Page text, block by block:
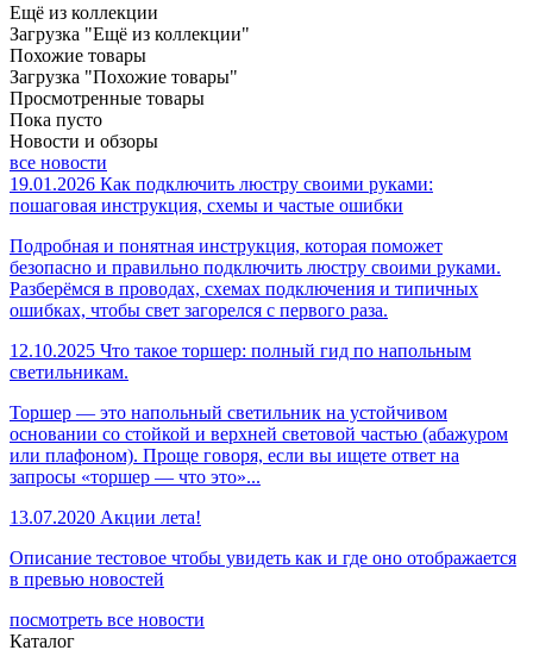
Ещё из коллекции
Загрузка "Ещё из коллекции"
Похожие товары
Загрузка "Похожие товары"
Просмотренные товары
Пока пусто
Новости и обзоры
все новости
19.01.2026 Как подключить люстру своими руками:
пошаговая инструкция, схемы и частые ошибки
Подробная и понятная инструкция, которая поможет
безопасно и правильно подключить люстру своими руками.
Разберёмся в проводах, схемах подключения и типичных
ошибках, чтобы свет загорелся с первого раза.
12.10.2025 Что такое торшер: полный гид по напольным
светильникам.
Торшер — это напольный светильник на устойчивом
основании со стойкой и верхней световой частью (абажуром
или плафоном). Проще говоря, если вы ищете ответ на
запросы «торшер — что это»...
13.07.2020 Акции лета!
Описание тестовое чтобы увидеть как и где оно отображается
в превью новостей
посмотреть все новости
Каталог